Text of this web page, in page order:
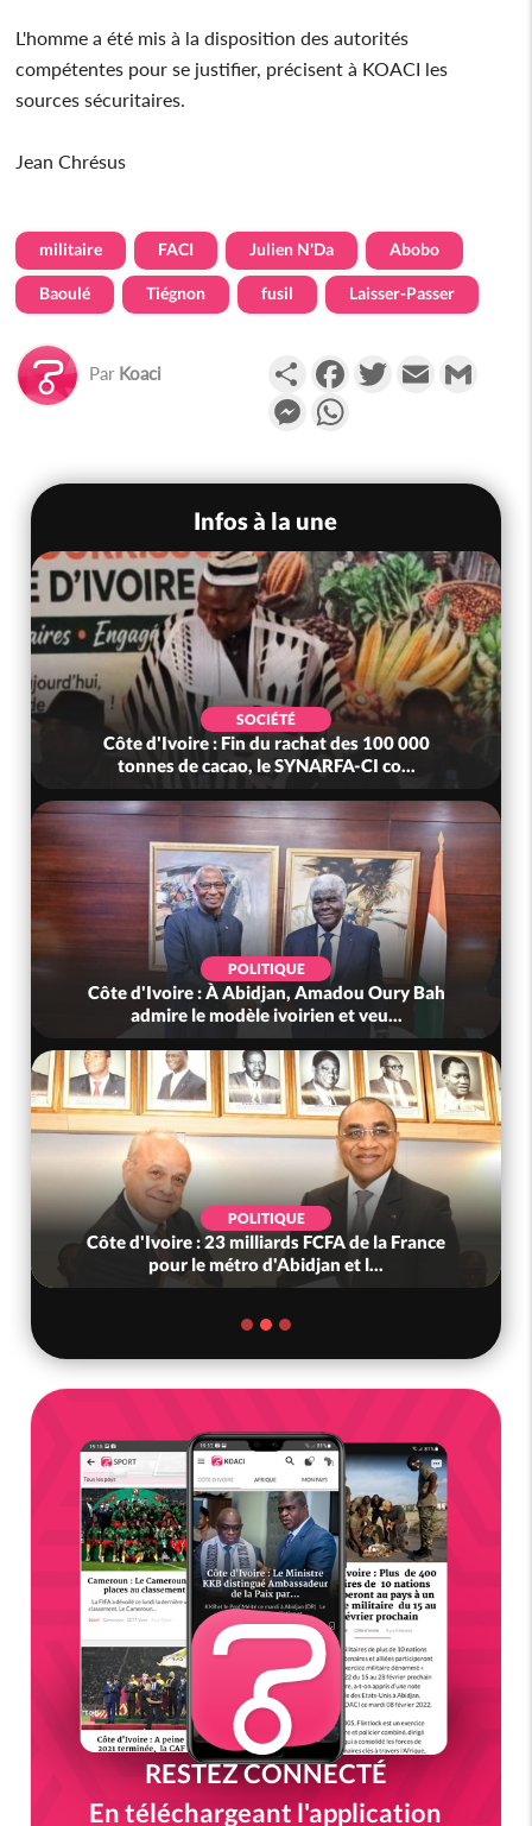
L'homme a été mis à la disposition des autorités
compétentes pour se justifier, précisent à KOACI les
sources sécuritaires.
Jean Chrésus
militaire FACI Julien N'Da Abobo
Baoulé Tiégnon fusil Laisser-Passer
Par Koaci PartagerFacebookTwitterEmail
Messenger
Infos à la une
SOCIÉTÉ
Côte d'Ivoire : MIRAH, bras de fer autour de la
mutuelle, le SYNHA-CI saisi...
POLITIQUE
Côte d'Ivoire : Violences tragiques à Kossandji
(Mé) ayant fait 03 morts, A...
SOCIÉTÉ
Côte d'Ivoire : « On ne veut pas mourir chez
nous », crient des habitants d...
RESTEZ CONNECTÉ
En téléchargeant l'application